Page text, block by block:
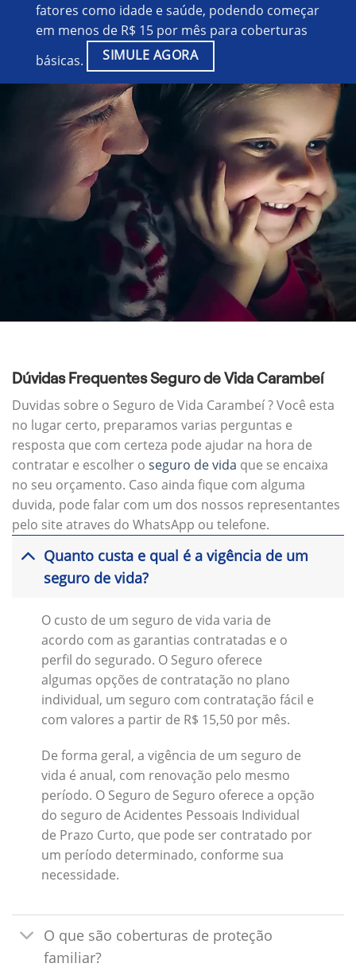
fatores como idade e saúde, podendo começar
em menos de R$ 15 por mês para coberturas
básicas.
SIMULE AGORA
Dúvidas Frequentes Seguro de Vida Carambeí
Duvidas sobre o Seguro de Vida Carambeí ? Você esta
no lugar certo, preparamos varias perguntas e
resposta que com certeza pode ajudar na hora de
contratar e escolher o seguro de vida que se encaixa
no seu orçamento. Caso ainda fique com alguma
duvida, pode falar com um dos nossos representantes
pelo site atraves do WhatsApp ou telefone.
Quanto custa e qual é a vigência de um
seguro de vida?
O custo de um seguro de vida varia de
acordo com as garantias contratadas e o
perfil do segurado. O Seguro oferece
algumas opções de contratação no plano
individual, um seguro com contratação fácil e
com valores a partir de R$ 15,50 por mês.
De forma geral, a vigência de um seguro de
vida é anual, com renovação pelo mesmo
período. O Seguro de Seguro oferece a opção
do seguro de Acidentes Pessoais Individual
de Prazo Curto, que pode ser contratado por
um período determinado, conforme sua
necessidade.
O que são coberturas de proteção
familiar?